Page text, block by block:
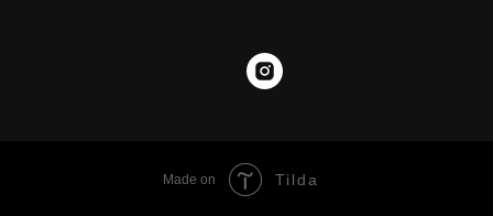
Made on Tilda